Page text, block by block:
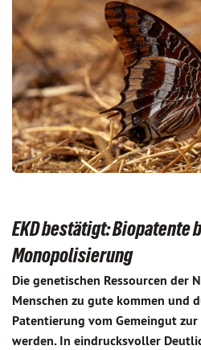
EKD bestätigt: Biopatente
Monopolisierung
Die genetischen Ressourcen der
Menschen zu gute kommen und
Patentierung vom Gemeingut
werden. In eindrucksvoller